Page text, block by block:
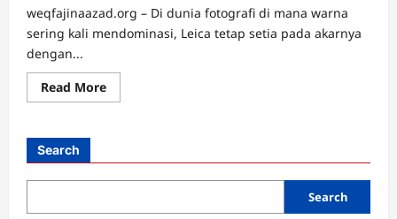
weqfajinaazad.org – Di dunia fotografi di mana warna
sering kali mendominasi, Leica tetap setia pada akarnya
dengan...
Read MoreRead
more
Evolusi
Fotografi
Putih
Search
Search